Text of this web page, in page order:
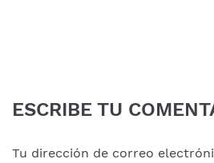
ESCRIBE TU
Tu dirección de correo